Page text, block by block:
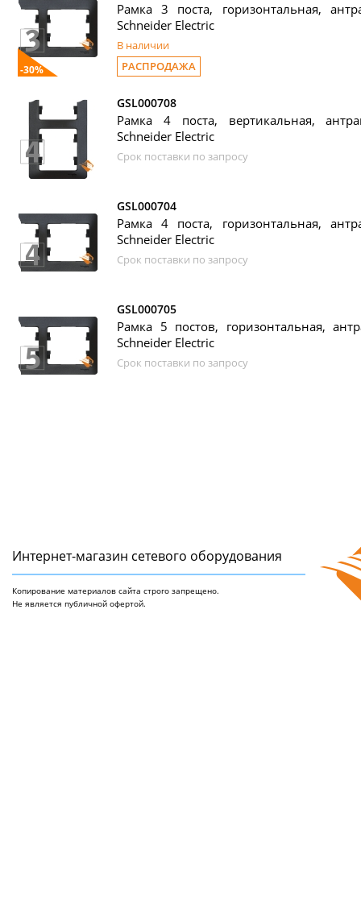
-30%
Рамка 3 поста, горизонтальная,
Schneider Electric
В наличии
РАСПРОДАЖА
GSL000708
Рамка 4 поста, вертикальная,
Schneider Electric
Срок поставки по запросу
GSL000704
Рамка 4 поста, горизонтальная,
Schneider Electric
Срок поставки по запросу
GSL000705
Рамка 5 постов, горизонтальная,
Schneider Electric
Срок поставки по запросу
Интернет-магазин сетeвого оборудования
Копирование материалов сайта строго запрещено.
Не является публичной офертой.